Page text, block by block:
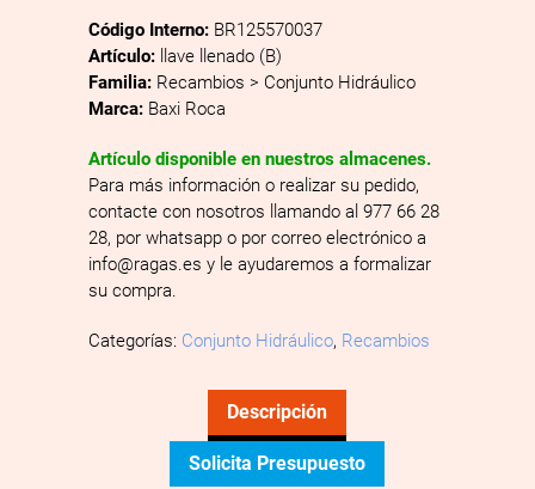
Código Interno: BR125570037
Artículo: llave llenado (B)
Familia: Recambios > Conjunto Hidráulico
Marca: Baxi Roca
Artículo disponible en nuestros almacenes.
Para más información o realizar su pedido,
contacte con nosotros llamando al 977 66 28
28, por whatsapp o por correo electrónico a
info@ragas.es y le ayudaremos a formalizar
su compra.
Categorías: Conjunto Hidráulico, Recambios
Descripción
Solicita Presupuesto